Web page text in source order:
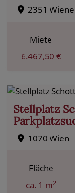
2351
Miete
6.467,50 €
Stellplatz
1070 Wien
Fläche
ca. 1 m2